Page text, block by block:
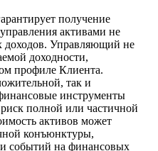
получение
активами не
доходов. Управляющий не
доходности,
профиле Клиента.
так и
инструменты
полной или частичной
активов может
конъюнктуры,
событий на финансовых